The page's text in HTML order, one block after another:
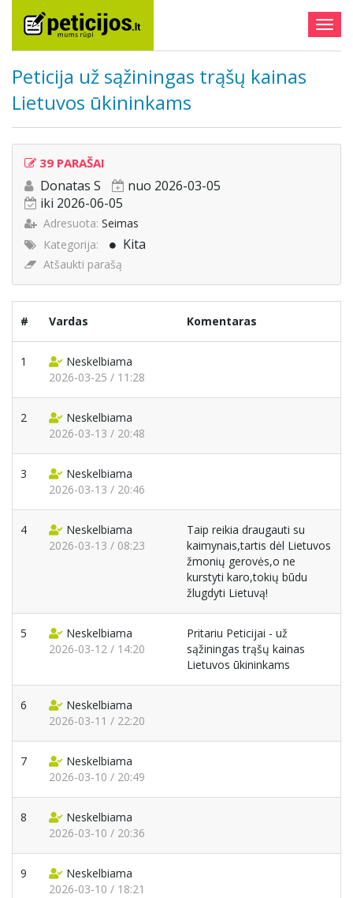
Peticija už sąžiningas trąšų kainas
Lietuvos ūkininkams
39 PARAŠAI
Donatas S
nuo 2026-03-05
iki 2026-06-05
Adresuota: Seimas
Kategorija:
Kita
Atšaukti parašą
# Vardas Komentaras
1
Neskelbiama
2026-03-25 / 11:28
2
Neskelbiama
2026-03-13 / 20:48
3
Neskelbiama
2026-03-13 / 20:46
4
Neskelbiama
2026-03-13 / 08:23
Taip reikia draugauti su
kaimynais,tartis dėl Lietuvos
žmonių gerovės,o ne
kurstyti karo,tokių būdu
žlugdyti Lietuvą!
5
Neskelbiama
2026-03-12 / 14:20
Pritariu Peticijai - už
sąžiningas trąšų kainas
Lietuvos ūkininkams
6
Neskelbiama
2026-03-11 / 22:20
7
Neskelbiama
2026-03-10 / 20:49
8
Neskelbiama
2026-03-10 / 20:36
9
Neskelbiama
2026-03-10 / 18:21